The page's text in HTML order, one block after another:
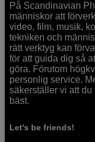
På Scandinavian
människor att
video, film, musik,
tekniken och
rätt verktyg kan
för att guida dig så
göra. Förutom
personlig service.
säkerställer vi att
bäst.
Let's be friends!